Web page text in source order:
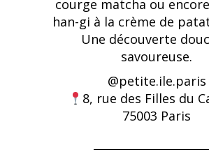
courge matcha ou
han-gi à la crème de
Une découverte
savoureuse.
@petite.ile.paris
8, rue des Filles du
75003 Paris